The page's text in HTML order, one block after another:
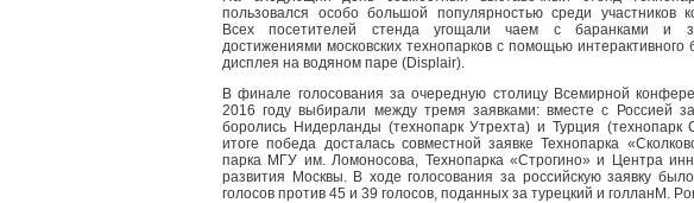
пользовался особо большой популярностью среди участников
Всех посетителей стенда угощали чаем с баранками и
достижениями московских технопарков c помощью интерактивного
дисплея на водяном паре (Displair).
В финале голосования за очередную столицу Всемирной
2016 году выбирали между тремя заявками: вместе с Россией
боролись Нидерланды (технопарк Утрехта) и Турция (технопарк
итоге победа досталась совместной заявке Технопарка
парка МГУ им. Ломоносова, Технопарка «Строгино» и Центра
развития Москвы. В ходе голосования за российскую заявку
голосов против 45 и 39 голосов, поданных за турецкий и голланМ.